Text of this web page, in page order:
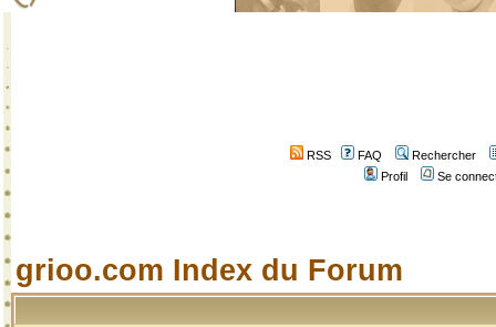
RSS FAQ
Rechercher
Profil
Se
grioo.com Index du Forum